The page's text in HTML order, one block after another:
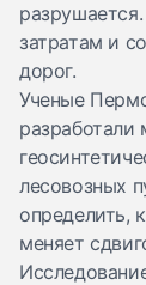
затратам и
дорог.
Ученые
разработали
лесовозных
определить,
меняет